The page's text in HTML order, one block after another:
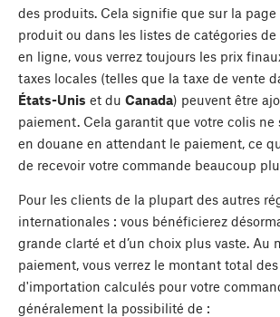
des produits. Cela signifie que sur la
produit ou dans les listes de catégories
en ligne, vous verrez toujours les prix
taxes locales (telles que la taxe de vente
États-Unis et du Canada) peuvent être
paiement. Cela garantit que votre colis ne
en douane en attendant le paiement, ce
de recevoir votre commande beaucoup
Pour les clients de la plupart des autres
internationales : vous bénéficierez
grande clarté et d’un choix plus vaste. Au
paiement, vous verrez le montant total
d'importation calculés pour votre
généralement la possibilité de :